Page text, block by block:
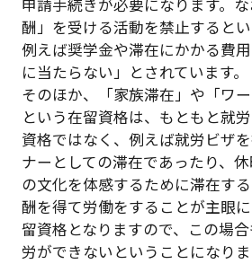
申請手続きが必要になります。
酬」を受ける活動を禁止するとい
例えば奨学金や滞在にかかる費
に当たらない」とされています。
そのほか、「家族滞在」や「ワー
という在留資格は、もともと就
資格ではなく、例えば就労ビザ
ナーとしての滞在であったり、
の文化を体感するために滞在す
酬を得て労働をすることが主眼
留資格となりますので、この場
労ができないということになりま